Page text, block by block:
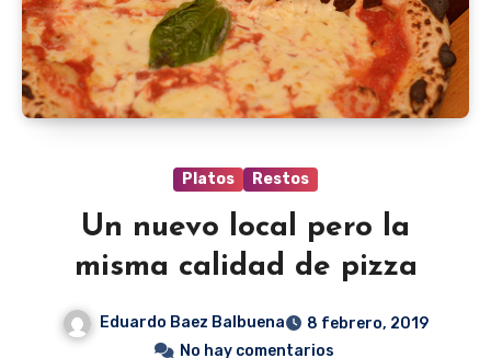
Platos Restos
Un nuevo local pero la
misma calidad de pizza
Eduardo Baez Balbuena
8 febrero, 2019
No hay comentarios